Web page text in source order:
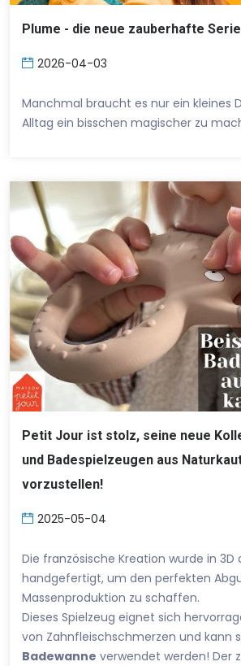
Plume - die neue zauberhafte
2026-04-03
Manchmal braucht es nur ein kleines
Alltag ein bisschen magischer zu
Petit Jour ist stolz, seine neue
und Badespielzeugen aus
vorzustellen!
2025-05-04
Die französische Kreation wurde in 3D
handgefertigt, um den perfekten
Massenproduktion zu schaffen.
Dieses Spielzeug eignet sich
von Zahnfleischschmerzen und kann
Badewanne verwendet werden! Der